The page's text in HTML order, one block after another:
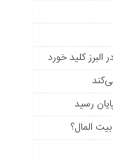
کلید خورد
رسید
المال؟